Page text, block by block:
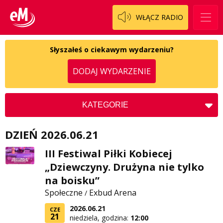
WŁĄCZ RADIO
Włoszczowski
Cały ten sport
Dzieciaki Cudaki
Fascynująca nauka
Modna kultura
Pacjent, którego nie zapomnę
Pasjonaci
Piąta strona świata
Prawdę mówiąc
Słowo Dnia
Koncert życzeń
Regulamin programu Patron
Logo do pobrania
Regulamin konkursów
Regulamin przesyłania materiałów
Regulamin sklepu internetowego
Regulamin darowizn
Słyszałeś o ciekawym wydarzeniu?
DODAJ WYDARZENIE
KATEGORIE
Charytatywne
Społeczne
Zdrowie
DZIEŃ 2026.06.21
III Festiwal Piłki Kobiecej
„Dziewczyny. Drużyna nie tylko
na boisku”
Społeczne / Exbud Arena
CZE
21
2026.06.21
niedziela, godzina: 12:00